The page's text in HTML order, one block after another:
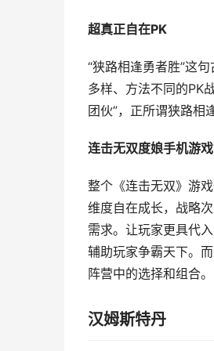
超真正自在PK
“狭路相逢勇者胜”这
多样、方法不同的PK
团伙”，正所谓狭路相
连击无双度娘手机游
整个《连击无双》游
维度自在成长，战略
需求。让玩家更具代
辅助玩家争霸天下。
阵营中的选择和组合。
汉姆斯特丹